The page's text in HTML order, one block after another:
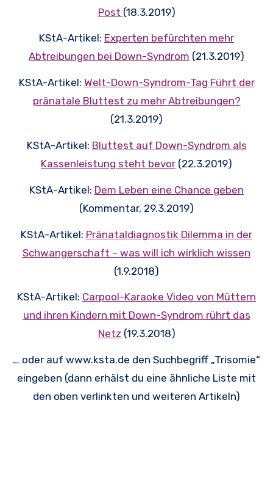
Post (18.3.2019)
KStA-Artikel: Experten befürchten mehr
Abtreibungen bei Down-Syndrom (21.3.2019)
KStA-Artikel: Welt-Down-Syndrom-Tag Führt der
pränatale Bluttest zu mehr Abtreibungen?
(21.3.2019)
KStA-Artikel: Bluttest auf Down-Syndrom als
Kassenleistung steht bevor (22.3.2019)
KStA-Artikel: Dem Leben eine Chance geben
(Kommentar, 29.3.2019)
KStA-Artikel: Pränataldiagnostik Dilemma in der
Schwangerschaft – was will ich wirklich wissen
(1.9.2018)
KStA-Artikel: Carpool-Karaoke Video von Müttern
und ihren Kindern mit Down-Syndrom rührt das
Netz (19.3.2018)
… oder auf www.ksta.de den Suchbegriff „Trisomie“
eingeben (dann erhälst du eine ähnliche Liste mit
den oben verlinkten und weiteren Artikeln)